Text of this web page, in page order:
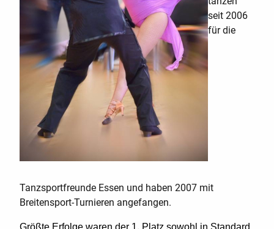
seit 2006
für die
Tanzsportfreunde Essen und haben 2007 mit
Breitensport-Turnieren angefangen.